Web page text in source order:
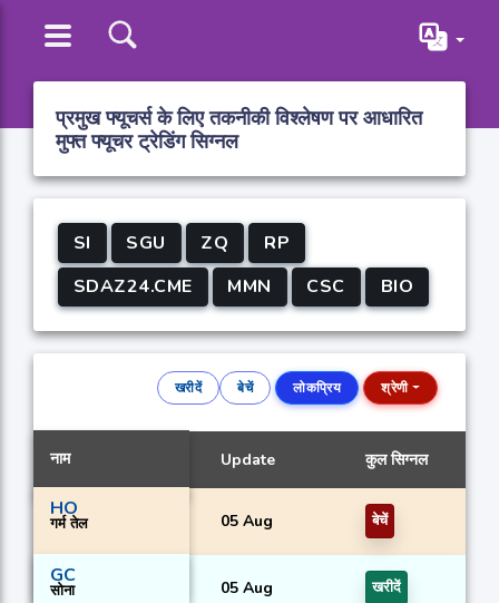
प्रमुख फ्यूचर्स के लिए तकनीकी विश्लेषण पर आधारित
मुफ्त फ्यूचर ट्रेडिंग सिग्नल
SI SGU ZQ
RP
SDAZ24.CME
MMN CSC BIO
खरीदें बेचें लोकप्रिय श्रेणी
नाम Update कुल सिग्नल
HO
गर्म तेल 05 Aug बेचें
GC
सोना 05 Aug खरीदें